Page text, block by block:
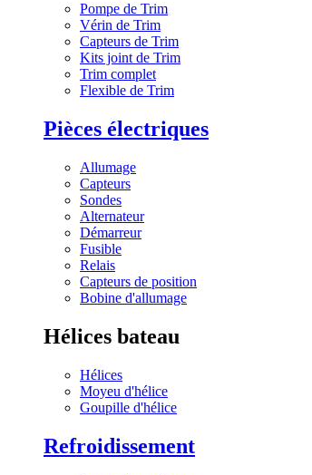
Pompe de Trim
Vérin de Trim
Capteurs de Trim
Kits joint de Trim
Trim complet
Flexible de Trim
Pièces électriques
Allumage
Capteurs
Sondes
Alternateur
Démarreur
Fusible
Relais
Capteurs de position
Bobine d'allumage
Hélices bateau
Hélices
Moyeu d'hélice
Goupille d'hélice
Refroidissement